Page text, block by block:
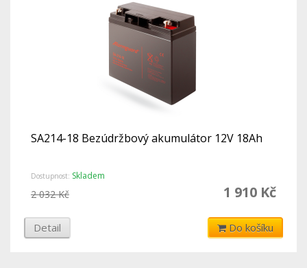
SA214-18 Bezúdržbový akumulátor 12V 18Ah
Dostupnost: Skladem
1 910 Kč
2 032 Kč
Detail Do košíku